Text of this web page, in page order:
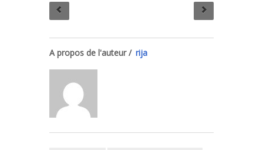
A propos de l'auteur / rija